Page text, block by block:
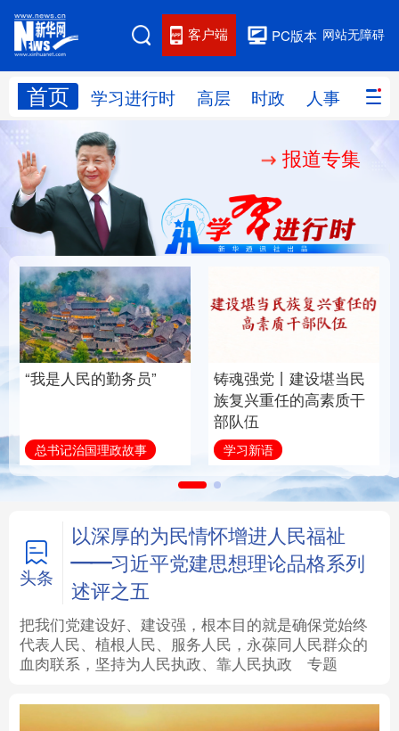
网站无障碍
PC版本
客户端
首页 学习进行时 高层 时政 人事 国际
网站地图
学习进行时 人事
国际 财经 网评
思客智库 全球连线 教育
科技 科创 量子 体育
文化 书画
访谈 视频 图片 政务
信息化 数字经济
学术中国 乡村振兴 银龄 溯源中国
城市 旅游 能源 会展
彩票 娱乐 时尚 悦读
公益 一带一路 亚太网 上市公司
报道专集
“我是人民的勤务员”
总书记治国理政故事
铸魂强党丨建设堪当民
族复兴重任的高素质干
部队伍
学习新语
头条
以深厚的为民情怀增进人民福祉
——习近平党建思想理论品格系列
述评之五
把我们党建设好、建设强，根本目的就是确保党始终
代表人民、植根人民、服务人民，永葆同人民群众的
血肉联系，坚持为人民执政、靠人民执政
专题